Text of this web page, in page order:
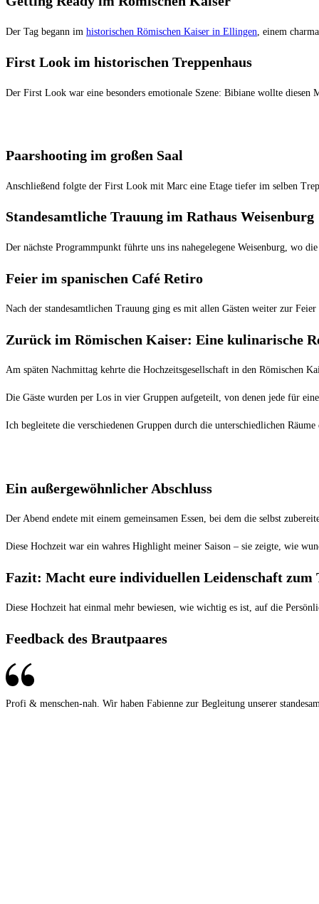
Der Tag begann im historischen Römischen Kaiser in Ellingen , einem
First Look im historischen Treppenhaus
Der First Look war eine besonders emotionale Szene: Bibiane wollte
Paarshooting im großen Saal
Anschließend folgte der First Look mit Marc eine Etage tiefer im selben
Standesamtliche Trauung im Rathaus Weisenburg
Der nächste Programmpunkt führte uns ins nahegelegene Weisenburg, wo
Feier im spanischen Café Retiro
Nach der standesamtlichen Trauung ging es mit allen Gästen weiter zur
Zurück im Römischen Kaiser: Eine kulinarische
Am späten Nachmittag kehrte die Hochzeitsgesellschaft in den Römischen
Die Gäste wurden per Los in vier Gruppen aufgeteilt, von denen jede für
Ich begleitete die verschiedenen Gruppen durch die unterschiedlichen
Ein außergewöhnlicher Abschluss
Der Abend endete mit einem gemeinsamen Essen, bei dem die selbst
Diese Hochzeit war ein wahres Highlight meiner Saison – sie zeigte, wie
Fazit: Macht eure individuellen Leidenschaft zum
Diese Hochzeit hat einmal mehr bewiesen, wie wichtig es ist, auf die
Feedback des Brautpaares
Profi & menschen-nah. Wir haben Fabienne zur Begleitung unserer